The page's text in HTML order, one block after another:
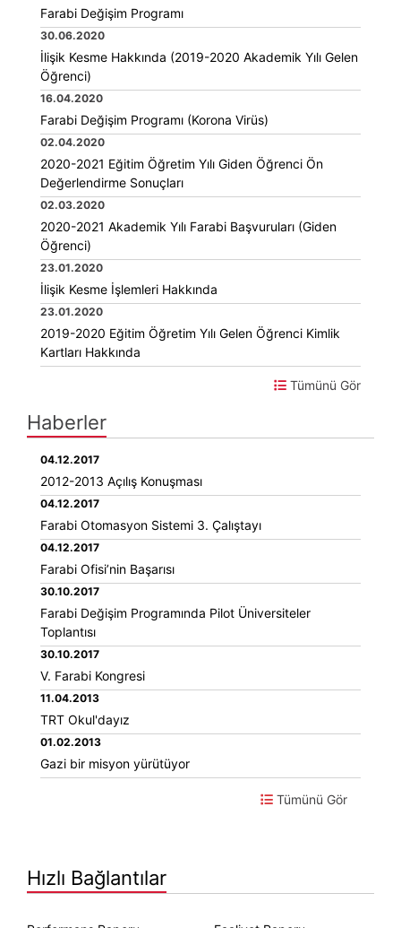
Farabi Değişim Programı
30.06.2020
İlişik Kesme Hakkında (2019-2020 Akademik Yılı Gelen
Öğrenci)
16.04.2020
Farabi Değişim Programı (Korona Virüs)
02.04.2020
2020-2021 Eğitim Öğretim Yılı Giden Öğrenci Ön
Değerlendirme Sonuçları
02.03.2020
2020-2021 Akademik Yılı Farabi Başvuruları (Giden
Öğrenci)
23.01.2020
İlişik Kesme İşlemleri Hakkında
23.01.2020
2019-2020 Eğitim Öğretim Yılı Gelen Öğrenci Kimlik
Kartları Hakkında
Tümünü Gör
Haberler
04.12.2017
2012-2013 Açılış Konuşması
04.12.2017
Farabi Otomasyon Sistemi 3. Çalıştayı
04.12.2017
Farabi Ofisi’nin Başarısı
30.10.2017
Farabi Değişim Programında Pilot Üniversiteler
Toplantısı
30.10.2017
V. Farabi Kongresi
11.04.2013
TRT Okul'dayız
01.02.2013
Gazi bir misyon yürütüyor
Tümünü Gör
Hızlı Bağlantılar